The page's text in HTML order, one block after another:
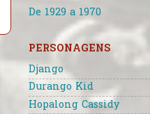
De 1929 a 1970
PERSONAGENS
Django
Durango Kid
Hopalong Cassidy